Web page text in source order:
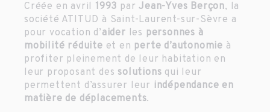
Créée en avril 1993 parJean-Yves Berçon, la
société ATITUD à Saint-Laurent-sur-Sèvre a
pour vocation d’aider les personnes à
mobilité réduite et en perte d’autonomie à
profiter pleinement de leur habitation en
leur proposant des solutions qui leur
permettent d’assurer leur indépendance en
matière de déplacements.